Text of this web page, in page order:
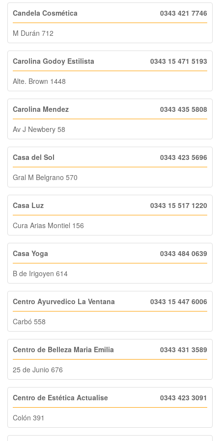
Candela Cosmética 0343 421 7746
M Durán 712
Carolina Godoy Estilista 0343 15 471 5193
Alte. Brown 1448
Carolina Mendez 0343 435 5808
Av J Newbery 58
Casa del Sol 0343 423 5696
Gral M Belgrano 570
Casa Luz 0343 15 517 1220
Cura Arias Montiel 156
Casa Yoga 0343 484 0639
B de Irigoyen 614
Centro Ayurvedico La Ventana 0343 15 447 6006
Carbó 558
Centro de Belleza Maria Emilia 0343 431 3589
25 de Junio 676
Centro de Estética Actualise 0343 423 3091
Colón 391